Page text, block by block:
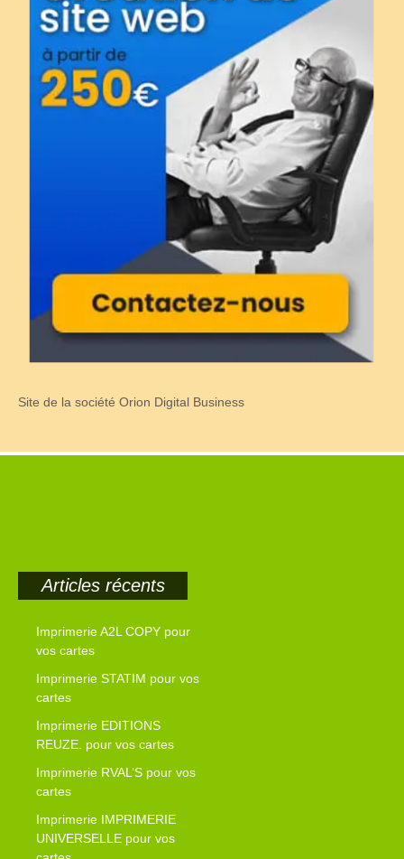
Site de la société Orion Digital Business
Articles récents
Imprimerie A2L COPY pour
vos cartes
Imprimerie STATIM pour vos
cartes
Imprimerie EDITIONS
REUZE. pour vos cartes
Imprimerie RVAL’S pour vos
cartes
Imprimerie IMPRIMERIE
UNIVERSELLE pour vos